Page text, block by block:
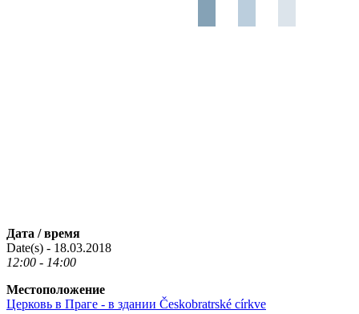
Дата / время
Date(s) - 18.03.2018
12:00 - 14:00
Местоположение
Церковь в Праге - в здании Českobratrské církve